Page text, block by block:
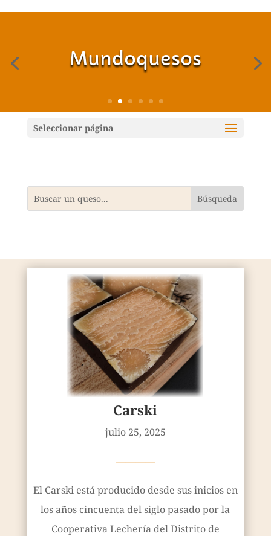
Mundoquesos
Seleccionar página
Carski
julio 25, 2025
————
El Carski está producido desde sus inicios en
los años cincuenta del siglo pasado por la
Cooperativa Lechería del Distrito de